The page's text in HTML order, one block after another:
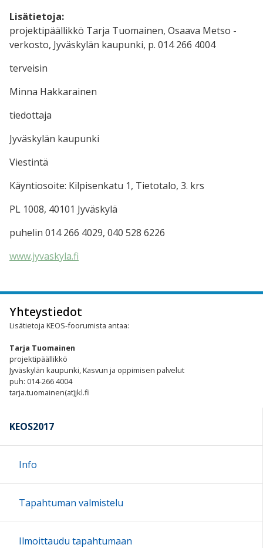
Lisätietoja:
projektipäällikkö Tarja Tuomainen, Osaava Metso -
verkosto, Jyväskylän kaupunki, p. 014 266 4004
terveisin
Minna Hakkarainen
tiedottaja
Jyväskylän kaupunki
Viestintä
Käyntiosoite: Kilpisenkatu 1, Tietotalo, 3. krs
PL 1008, 40101 Jyväskylä
puhelin 014 266 4029, 040 528 6226
www.jyvaskyla.fi
Yhteystiedot
Lisätietoja KEOS-foorumista antaa:
Tarja Tuomainen
projektipäällikkö
Jyväskylän kaupunki, Kasvun ja oppimisen palvelut
puh: 014-266 4004
tarja.tuomainen(at)jkl.fi
KEOS2017
Info
Tapahtuman valmistelu
Ilmoittaudu tapahtumaan